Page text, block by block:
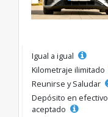
Igual a igual
Kilometraje ilimitado
Reunirse y Saludar
Depósito en efectivo
aceptado